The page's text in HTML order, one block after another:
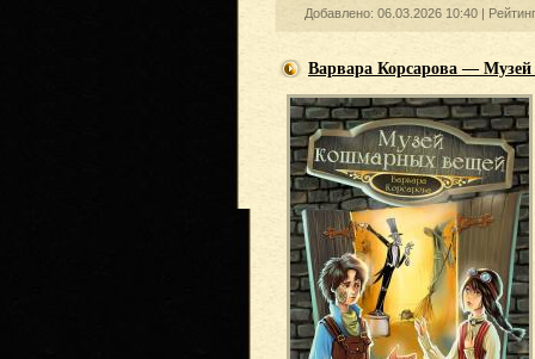
Добавлено: 06.03.2026 10:40 |
Варвара Корсарова —